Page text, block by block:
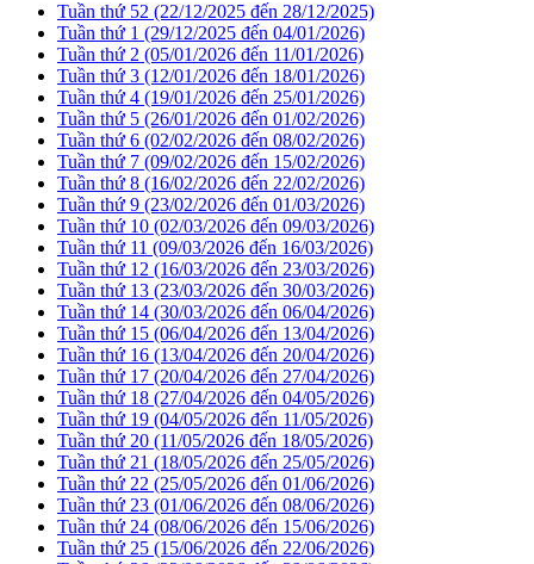
Tuần thứ 52 (22/12/2025 đến 28/12/2025)
Tuần thứ 1 (29/12/2025 đến 04/01/2026)
Tuần thứ 2 (05/01/2026 đến 11/01/2026)
Tuần thứ 3 (12/01/2026 đến 18/01/2026)
Tuần thứ 4 (19/01/2026 đến 25/01/2026)
Tuần thứ 5 (26/01/2026 đến 01/02/2026)
Tuần thứ 6 (02/02/2026 đến 08/02/2026)
Tuần thứ 7 (09/02/2026 đến 15/02/2026)
Tuần thứ 8 (16/02/2026 đến 22/02/2026)
Tuần thứ 9 (23/02/2026 đến 01/03/2026)
Tuần thứ 10 (02/03/2026 đến 09/03/2026)
Tuần thứ 11 (09/03/2026 đến 16/03/2026)
Tuần thứ 12 (16/03/2026 đến 23/03/2026)
Tuần thứ 13 (23/03/2026 đến 30/03/2026)
Tuần thứ 14 (30/03/2026 đến 06/04/2026)
Tuần thứ 15 (06/04/2026 đến 13/04/2026)
Tuần thứ 16 (13/04/2026 đến 20/04/2026)
Tuần thứ 17 (20/04/2026 đến 27/04/2026)
Tuần thứ 18 (27/04/2026 đến 04/05/2026)
Tuần thứ 19 (04/05/2026 đến 11/05/2026)
Tuần thứ 20 (11/05/2026 đến 18/05/2026)
Tuần thứ 21 (18/05/2026 đến 25/05/2026)
Tuần thứ 22 (25/05/2026 đến 01/06/2026)
Tuần thứ 23 (01/06/2026 đến 08/06/2026)
Tuần thứ 24 (08/06/2026 đến 15/06/2026)
Tuần thứ 25 (15/06/2026 đến 22/06/2026)